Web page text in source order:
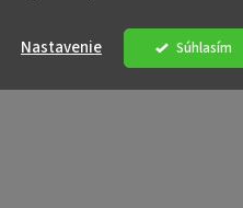
Súhlasím
Nastavenie